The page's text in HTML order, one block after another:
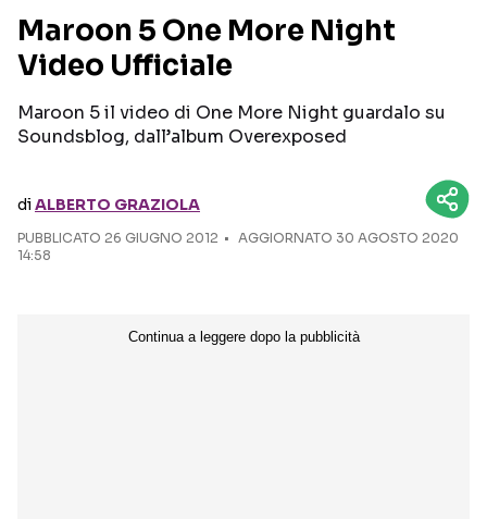
RECENSIONI MUSICALI
INTERVISTE
GOSSIP E CURIOSITÀ
TESTI CANZONI
TALENT SHOW
Maroon 5 One More Night
Video Ufficiale
Maroon 5 il video di One More Night guardalo su
Soundsblog, dall’album Overexposed
diALBERTO GRAZIOLA
PUBBLICATO 26 GIUGNO 2012
AGGIORNATO 30 AGOSTO 2020
14:58